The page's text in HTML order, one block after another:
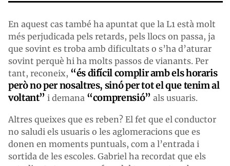
En aquest cas també ha apuntat que la L1 està molt
més perjudicada pels retards, pels llocs on passa, ja
que sovint es troba amb dificultats o s’ha d’aturar
sovint perquè hi ha molts passos de vianants. Per
tant, reconeix, “és difícil complir amb els horaris
però no per nosaltres, sinó per tot el que tenim al
voltant” i demana “comprensió” als usuaris.
Altres queixes que es reben? El fet que el conductor
no saludi els usuaris o les aglomeracions que es
donen en moments puntuals, com a l’entrada i
sortida de les escoles. Gabriel ha recordat que els